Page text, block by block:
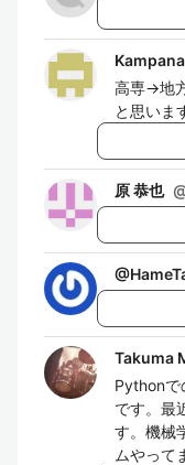
高専→地
と思いま
原 恭也
@
Takuma
Pythonで
です。最
す。機械
ムやって